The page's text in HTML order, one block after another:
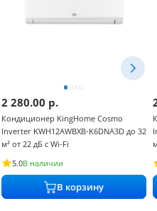
2 280.00 р.
Кондиционер KingHome Cosmo
Inverter KWH12AWBXB-K6DNA3D до 32
м² от 22 дБ с Wi-Fi
5.0В наличии
В корзину